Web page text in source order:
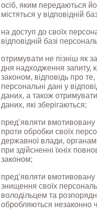
осіб, яким передаються
містяться у відповідній
на доступ до своїх
відповідній базі
отримувати не пізніш як
дня надходження запиту,
законом, відповідь про
персональні дані у
даних, а також
даних, які зберігаються;
пред’являти
проти обробки своїх
державної влади,
при здійсненні їхніх
законом;
пред’являти
знищення своїх
володільцем та
обробляються незаконно